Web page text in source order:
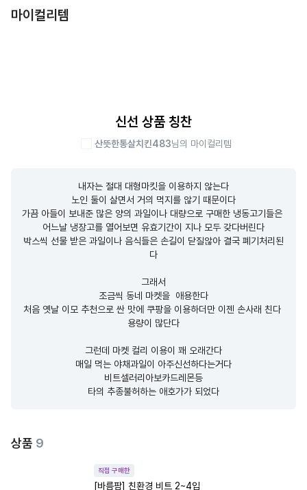
마이컬리템
신선 상품 칭찬
산뜻한통살치킨483님의 마이컬리템
내자는 절대 대형마킷을 이용하지 않는다
노인 둘이 살면서 거의 먹지를 않기 때문이다
가끔 아들이 보내준 많은 양의 과일이나 대량으로 구매한 냉동고기들은
어느날 냉장고를 열어보면 유효기간이 지나 모두 갖다버린다
박스씩 선물 받은 과일이나 음식들은 손길이 닫질않아 결국 폐기처리된
다
그래서
조금씩 동네 마켓을  애용한다
처음 옛날 이모 추천으로 싼 맛에 쿠팡을 이용하더만 이젠 손사래 친다
용량이 많단다
그런데 마켓 컬리 이용이 꽤 오래간다
매일 먹는 야채과일이 아주신선하다는거다
비트셀러리아보카드레몬등
타의 추종불허하는 애호가가 되었다
상품 9
직접 구매한
[바름팜] 친환경 비트 2~4입